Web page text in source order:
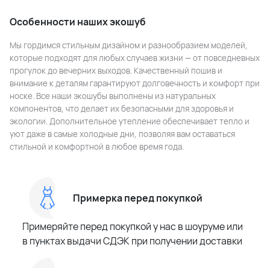
Особенности наших экошуб
Мы гордимся стильным дизайном и разнообразием моделей,
которые подходят для любых случаев жизни — от повседневных
прогулок до вечерних выходов. Качественный пошив и
внимание к деталям гарантируют долговечность и комфорт при
носке. Все наши экошубы выполнены из натуральных
компонентов, что делает их безопасными для здоровья и
экологии. Дополнительное утепление обеспечивает тепло и
уют даже в самые холодные дни, позволяя вам оставаться
стильной и комфортной в любое время года.
Примерка перед покупкой
Примеряйте перед покупкой у нас в шоуруме или
в пунктах выдачи СДЭК при получении доставки